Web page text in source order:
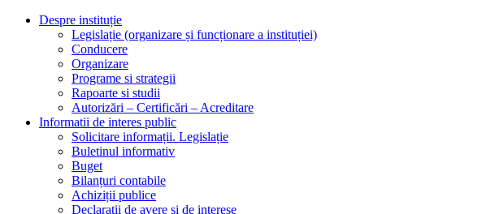
Despre instituție
Legislație (organizare și funcționare a instituției)
Conducere
Organizare
Programe si strategii
Rapoarte si studii
Autorizări – Certificări – Acreditare
Informatii de interes public
Solicitare informații. Legislație
Buletinul informativ
Buget
Bilanțuri contabile
Achiziții publice
Declarații de avere și de interese